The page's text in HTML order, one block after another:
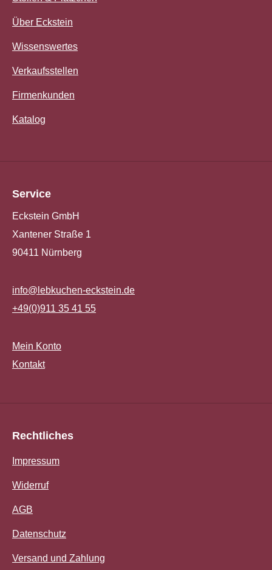
Über Eckstein
Wissenswertes
Verkaufsstellen
Firmenkunden
Katalog
Service
Eckstein GmbH
Xantener Straße 1
90411 Nürnberg
info@lebkuchen-eckstein.de
+49(0)911 35 41 55
Mein Konto
Kontakt
Rechtliches
Impressum
Widerruf
AGB
Datenschutz
Versand und Zahlung